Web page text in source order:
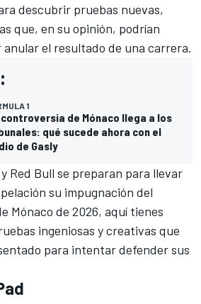
descubrir pruebas nuevas,
que, en su opinión, podrían
el resultado de una carrera.
1
de Mónaco llega a los
qué sucede ahora con el
de Gasly
y Red Bull se preparan para llevar
su impugnación del
Mónaco de 2026, aquí tienes
ingeniosas y creativas que
para intentar defender sus